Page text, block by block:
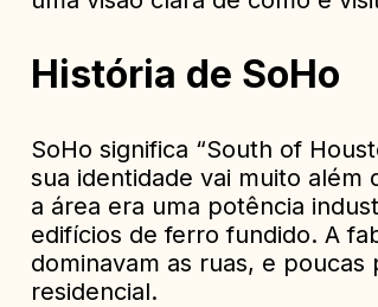
História de SoHo
SoHo significa “South of
sua identidade vai muito além
a área era uma potência
edifícios de ferro fundido. A
dominavam as ruas, e poucas
residencial.